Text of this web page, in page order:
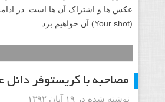
ها را آماده کرده ایم. توصیه من به
مطرح شده بپردازید.
اشتراک عکس، الهام،
جئوگرافیک